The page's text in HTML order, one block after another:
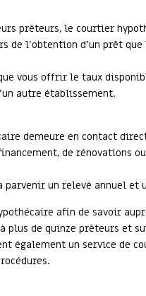
prêteurs, le courtier
l’obtention d’un prêt
vous offrir le taux
autre établissement.
demeure en contact
de rénovations
parvenir un relevé annuel et
afin de savoir
plus de quinze prêteurs
également un service de